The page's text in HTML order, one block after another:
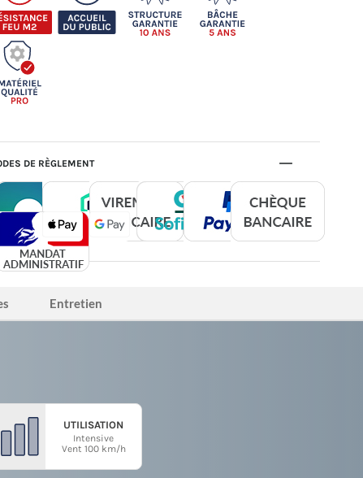
DE RÈGLEMENT
Entretien
UTILISATION
Intensive
Vent 100 km/h